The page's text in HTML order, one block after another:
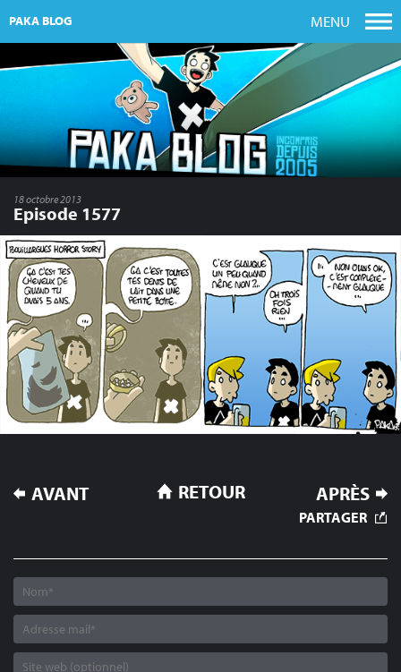
PAKA BLOG MENU
18 octobre 2013
Episode 1577
NAVIGATION
DE
AVANT APRÈS
RETOUR
PARTAGER